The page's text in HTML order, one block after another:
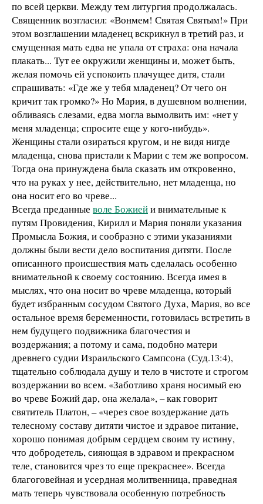
по всей церкви. Между тем литургия продолжалась.
Священник возгласил: «Вонмем! Святая Святым!» При
этом возглашении младенец вскрикнул в третий раз, и
смущенная мать едва не упала от страха: она начала
плакать... Тут ее окружили женщины и, может быть,
желая помочь ей успокоить плачущее дитя, стали
спрашивать: «Где же у тебя младенец? От чего он
кричит так громко?» Но Мария, в душевном волнении,
обливаясь слезами, едва могла вымолвить им: «нет у
меня младенца; спросите еще у кого-нибудь».
Женщины стали озираться кругом, и не видя нигде
младенца, снова пристали к Марии с тем же вопросом.
Тогда она принуждена была сказать им откровенно,
что на руках у нее, действительно, нет младенца, но
она носит его во чреве...
Всегда преданные воле Божиейи внимательные к
путям Провидения, Кирилл и Мария поняли указания
Промысла Божия, и сообразно с этими указаниями
должны были вести дело воспитания дитяти. После
описанного происшествия мать сделалась особенно
внимательной к своему состоянию. Всегда имея в
мыслях, что она носит во чреве младенца, который
будет избранным сосудом Святого Духа, Мария, во все
остальное время беременности, готовилась встретить в
нем будущего подвижника благочестия и
воздержания; а потому и сама, подобно матери
древнего судии Израильского Сампсона (Суд.13:4),
тщательно соблюдала душу и тело в чистоте и строгом
воздержании во всем. «Заботливо храня носимый ею
во чреве Божий дар, она желала», – как говорит
святитель Платон, – «через свое воздержание дать
телесному составу дитяти чистое и здравое питание,
хорошо понимая добрым сердцем своим ту истину,
что добродетель, сияющая в здравом и прекрасном
теле, становится чрез то еще прекраснее». Всегда
благоговейная и усердная молитвенница, праведная
мать теперь чувствовала особенную потребность